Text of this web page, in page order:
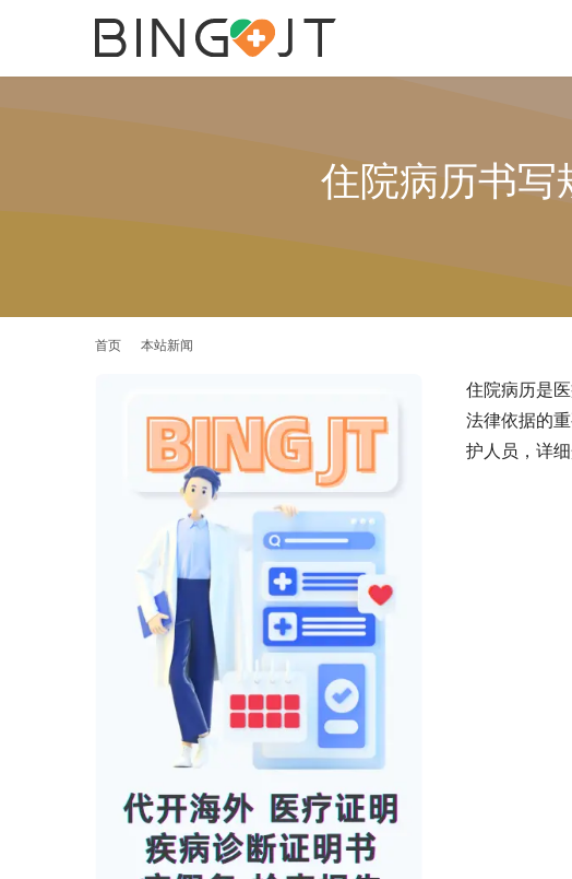
住院病历书写
首页 本站新闻
住院病历是
法律依据的
护人员，详